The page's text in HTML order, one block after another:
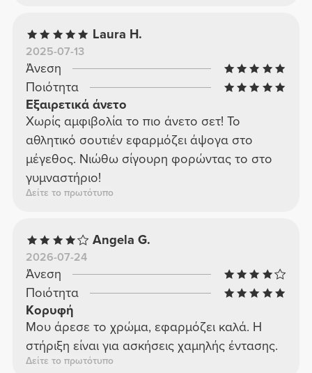
Laura H.
2025-07-13
Άνεση
Ποιότητα
Εξαιρετικά άνετο
Χωρίς αμφιβολία το πιο άνετο σετ! Το
αθλητικό σουτιέν εφαρμόζει άψογα στο
μέγεθος. Νιώθω σίγουρη φορώντας το στο
γυμναστήριο!
Δείτε το πρωτότυπο
Angela G.
2026-07-24
Άνεση
Ποιότητα
Κορυφή
Μου άρεσε το χρώμα, εφαρμόζει καλά. Η
στήριξη είναι για ασκήσεις χαμηλής έντασης.
Δείτε το πρωτότυπο